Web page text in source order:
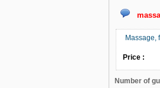
Massage,
Price :
Number of